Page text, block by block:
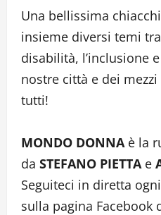
Una bellissima
insieme diversi temi
disabilità, l’inclusione
nostre città e dei
tutti!
MONDO DONNA è la
da STEFANO PIETTA e
Seguiteci in diretta
sulla pagina Facebook